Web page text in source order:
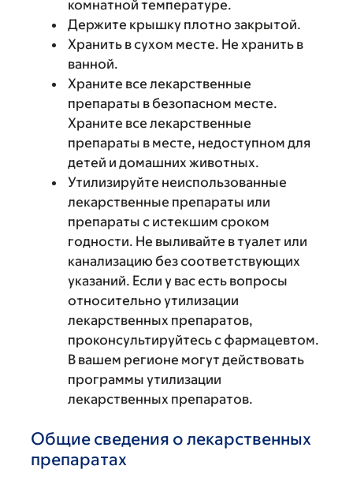
комнатной температуре.
Держите крышку плотно закрытой.
Хранить в сухом месте. Не хранить в
ванной.
Храните все лекарственные
препараты в безопасном месте.
Храните все лекарственные
препараты в месте, недоступном для
детей и домашних животных.
Утилизируйте неиспользованные
лекарственные препараты или
препараты с истекшим сроком
годности. Не выливайте в туалет или
канализацию без соответствующих
указаний. Если у вас есть вопросы
относительно утилизации
лекарственных препаратов,
проконсультируйтесь с фармацевтом.
В вашем регионе могут действовать
программы утилизации
лекарственных препаратов.
Общие сведения о лекарственных
препаратах